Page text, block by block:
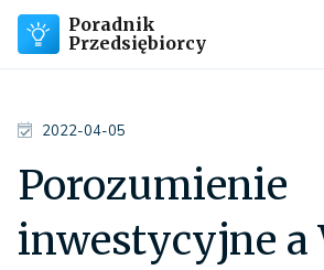
Poradnik
Przedsiębiorcy
2022-04-05
Porozumienie
inwestycyjne a